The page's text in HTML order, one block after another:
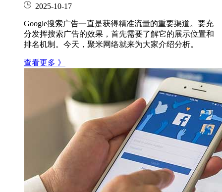
2025-10-17
Google搜索广告一直是获得精准流量的重要渠道。要充
分发挥搜索广告的效果，首先需要了解它的展示位置和
排名机制。今天，聚米网络就来为大家介绍分析。
查看更多 》